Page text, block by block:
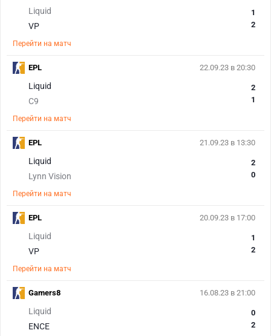
Liquid
VP
1
2
Перейти на матч
22.09.23 в 20:30
Liquid
C9
2
1
Перейти на матч
EPL
21.09.23 в 13:30
Liquid
Lynn Vision
2
0
Перейти на матч
EPL
20.09.23 в 17:00
Liquid
VP
1
2
Перейти на матч
EPL
16.08.23 в 21:00
Liquid
ENCE
0
2
Gamers8